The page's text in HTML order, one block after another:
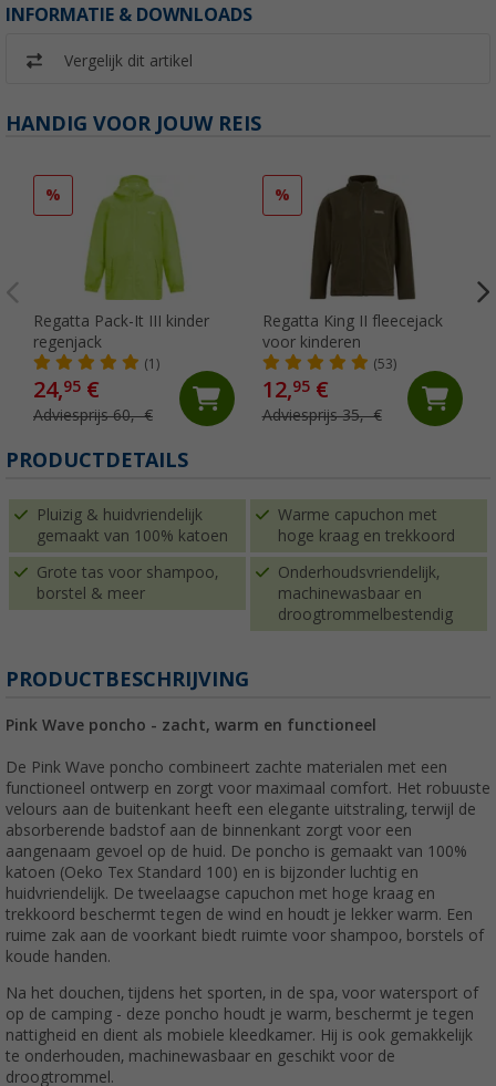
INFORMATIE & DOWNLOADS
Vergelijk dit artikel
HANDIG VOOR JOUW REIS
%
Regatta Pack-It III kinder
regenjack
(1)
24,95 €
Adviesprijs 60,- €
%
Regatta King II fleecejack
voor kinderen
(53)
12,95€
Adviesprijs 35,- €
PRODUCTDETAILS
Pluizig & huidvriendelijk
gemaakt van 100% katoen
Warme capuchon met
hoge kraag en trekkoord
Grote tas voor shampoo,
borstel & meer
Onderhoudsvriendelijk,
machinewasbaar en
droogtrommelbestendig
PRODUCTBESCHRIJVING
Pink Wave poncho - zacht, warm en functioneel
De Pink Wave poncho combineert zachte materialen met een
functioneel ontwerp en zorgt voor maximaal comfort. Het robuuste
velours aan de buitenkant heeft een elegante uitstraling, terwijl de
absorberende badstof aan de binnenkant zorgt voor een
aangenaam gevoel op de huid. De poncho is gemaakt van 100%
katoen (Oeko Tex Standard 100) en is bijzonder luchtig en
huidvriendelijk. De tweelaagse capuchon met hoge kraag en
trekkoord beschermt tegen de wind en houdt je lekker warm. Een
ruime zak aan de voorkant biedt ruimte voor shampoo, borstels of
koude handen.
Na het douchen, tijdens het sporten, in de spa, voor watersport of
op de camping - deze poncho houdt je warm, beschermt je tegen
nattigheid en dient als mobiele kleedkamer. Hij is ook gemakkelijk
te onderhouden, machinewasbaar en geschikt voor de
droogtrommel.